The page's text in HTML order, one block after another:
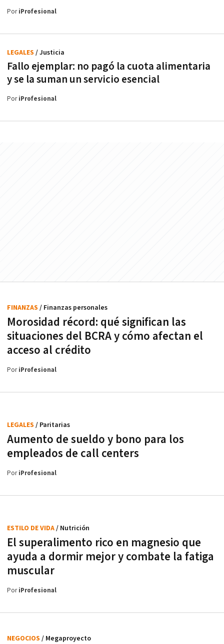
PoriProfesional
Fallo ejemplar: no pagó la cuota alimentaria
y se la suman un servicio esencial
LEGALES / Justicia
PoriProfesional
Morosidad récord: qué significan las
situaciones del BCRA y cómo afectan el
acceso al crédito
FINANZAS / Finanzas personales
PoriProfesional
Aumento de sueldo y bono para los
empleados de call centers
LEGALES / Paritarias
PoriProfesional
El superalimento rico en magnesio que
ayuda a dormir mejor y combate la fatiga
muscular
ESTILO DE VIDA/ Nutrición
PoriProfesional
NEGOCIOS / Megaproyecto